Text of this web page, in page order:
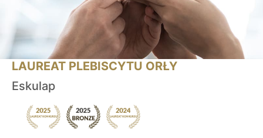
LAUREAT PLEBISCYTU ORŁY
Eskulap